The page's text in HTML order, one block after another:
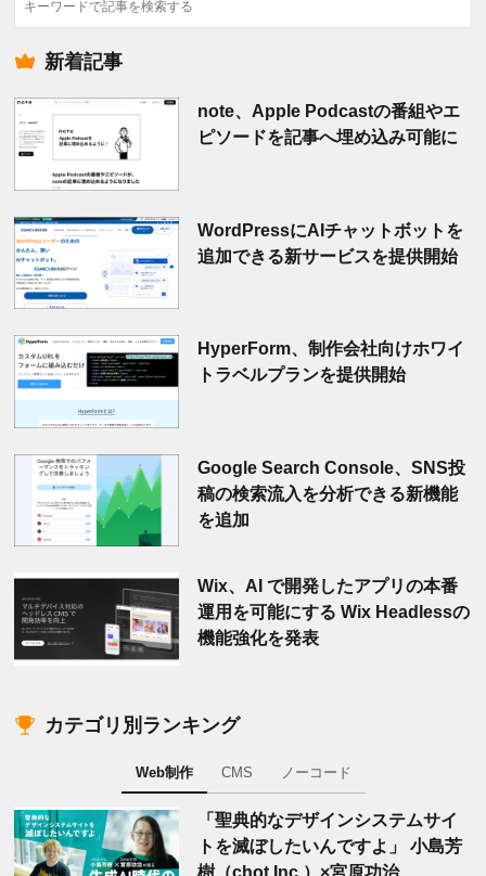
索
新着記事
note、Apple Podcastの番組やエ
ピソードを記事へ埋め込み可能に
WordPressにAIチャットボットを
追加できる新サービスを提供開始
HyperForm、制作会社向けホワイ
トラベルプランを提供開始
Google Search Console、SNS投
稿の検索流入を分析できる新機能
を追加
Wix、AI で開発したアプリの本番
運用を可能にする Wix Headlessの
機能強化を発表
カテゴリ別ランキング
Web制作 CMS ノーコード
「聖典的なデザインシステムサイ
トを滅ぼしたいんですよ」 小島芳
樹（chot Inc.）×宮原功治